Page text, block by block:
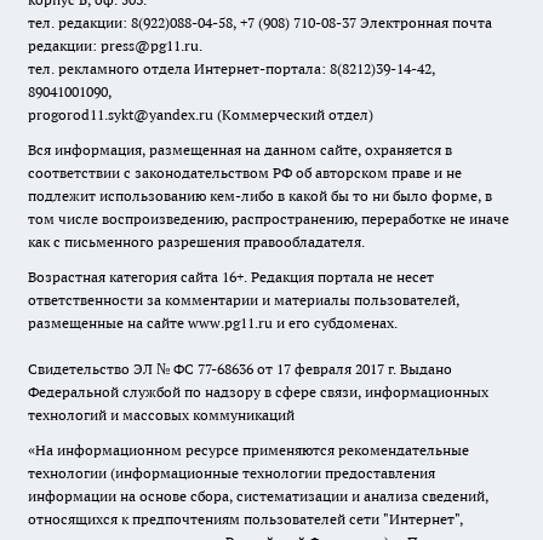
тел. редакции: 8(922)088-04-58, +7 (908) 710-08-37 Электронная почта
редакции: press@pg11.ru.
тел. рекламного отдела Интернет-портала: 8(8212)39-14-42,
89041001090,
progorod11.sykt@yandex.ru (Коммерческий отдел)
Вся информация, размещенная на данном сайте, охраняется в
соответствии с законодательством РФ об авторском праве и не
подлежит использованию кем-либо в какой бы то ни было форме, в
том числе воспроизведению, распространению, переработке не иначе
как с письменного разрешения правообладателя.
Возрастная категория сайта 16+. Редакция портала не несет
ответственности за комментарии и материалы пользователей,
размещенные на сайте www.pg11.ru и его субдоменах.
Свидетельство ЭЛ № ФС 77-68636 от 17 февраля 2017 г. Выдано
Федеральной службой по надзору в сфере связи, информационных
технологий и массовых коммуникаций
«На информационном ресурсе применяются рекомендательные
технологии (информационные технологии предоставления
информации на основе сбора, систематизации и анализа сведений,
относящихся к предпочтениям пользователей сети "Интернет",